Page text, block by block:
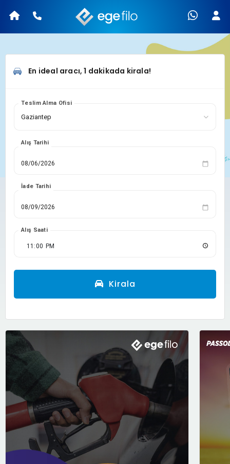
En ideal aracı, 1 dakikada kirala!
Teslim Alma Ofisi
Alış Tarihi
İade Tarihi
Alış Saati
Kirala